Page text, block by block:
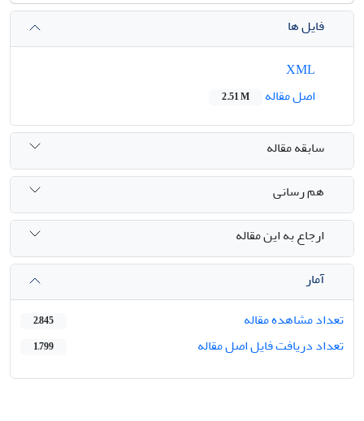
فایل ها
اصل مقاله
2.51 M
سابقه مقاله
هم رسانی
ارجاع به این مقاله
آمار
تعداد مشاهده مقاله
2,845
تعداد دریافت فایل اصل مقاله 1,799